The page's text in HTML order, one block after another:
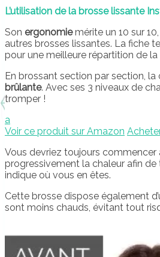
L’utilisation de la brosse lissante
Son ergonomiemérite un 10 sur
autres brosses lissantes. La fiche
pour une meilleure répartition de la
En brossant section par section,
brûlante. Avec ses 3 niveaux de
tromper !
a
Voir ce produit sur Amazon
Vous devriez toujours commencer
progressivement la chaleur afin
indique où vous en êtes.
Cette brosse dispose également
sont moins chauds, évitant tout